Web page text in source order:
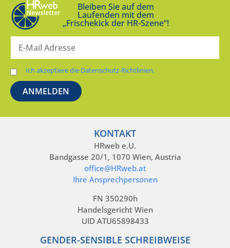
Bleiben Sie auf dem
Laufenden mit dem
„Frischekick der HR-Szene“!
Ich akzeptiere die Datenschutz-Richtlinien.
KONTAKT
HRweb e.U.
Bandgasse 20/1, 1070 Wien, Austria
office@HRweb.at
Ihre Ansprechpersonen
FN 350290h
Handelsgericht Wien
UID ATU65898433
GENDER-SENSIBLE SCHREIBWEISE